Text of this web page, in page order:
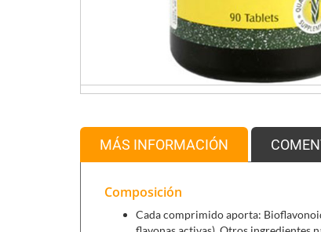
MÁS INFORMACIÓN
Composición
Cada comprimido aporta: